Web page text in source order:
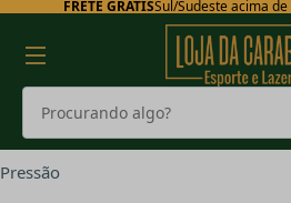
FRETE GRÁTISSul/Sudeste acima de
Pressão